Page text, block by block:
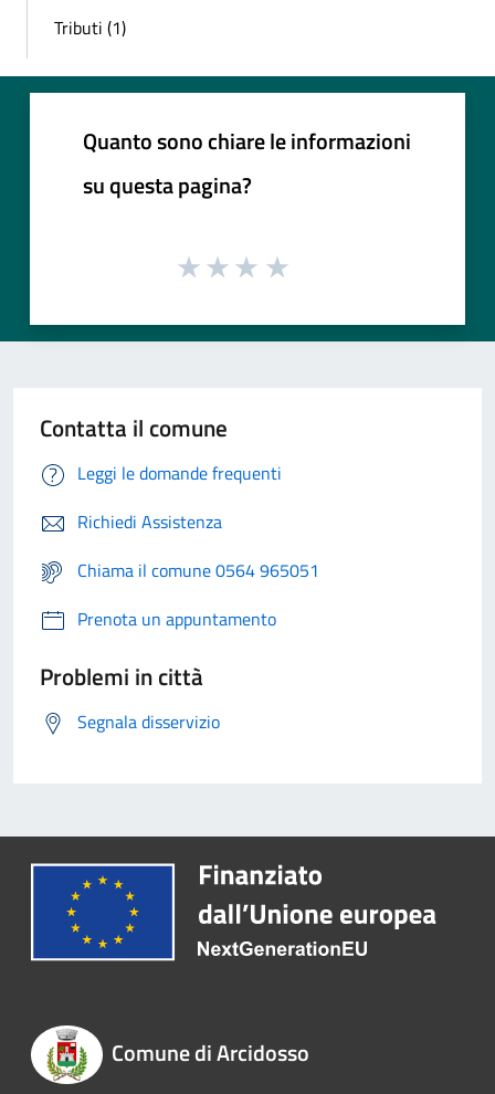
Tributi (1)
Quanto sono chiare le informazioni
su questa pagina?
Contatta il comune
Leggi le domande frequenti
Richiedi Assistenza
Chiama il comune 0564 965051
Prenota un appuntamento
Problemi in città
Segnala disservizio
Comune di Arcidosso